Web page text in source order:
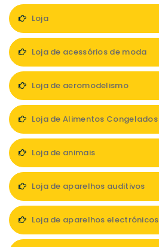
Loja
Loja de acessórios de moda
Loja de aeromodelismo
Loja de Alimentos Congelados
Loja de animais
Loja de aparelhos auditivos
Loja de aparelhos electrónicos